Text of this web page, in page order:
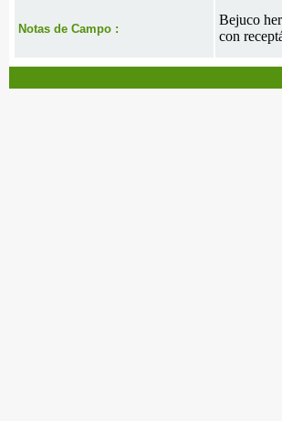
Notas de Campo :
Bejuco
con